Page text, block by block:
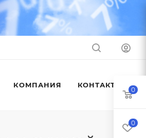
КОМПАНИЯ КОНТАКТЫ
0
0